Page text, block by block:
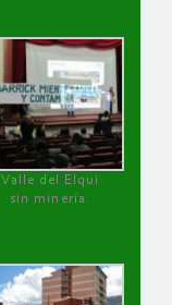
Valle del Elqui
sin minería.